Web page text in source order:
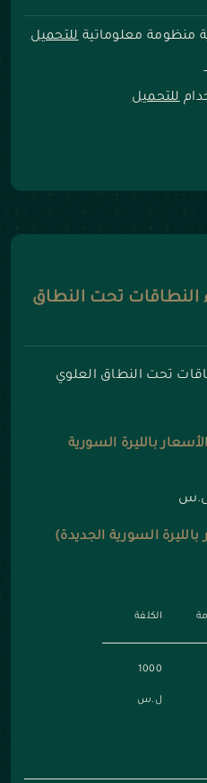
منظومة معلوماتيةللتحميل
للتحميل
تحت النطاق
تحت النطاق العلوي
بالليرة السورية
السورية الجديدة)
الكلفة
1000
ل.س